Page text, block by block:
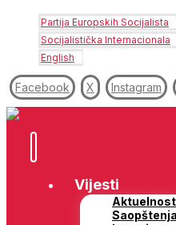
Partija Europskih Socijalista
Socijalistička Internacionala
English
Facebook X Instagram
Vijesti